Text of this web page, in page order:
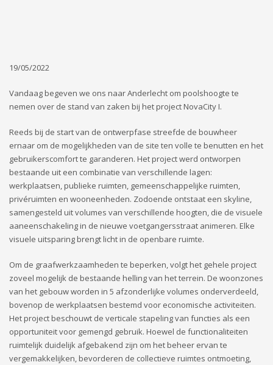
19/05/2022
Vandaag begeven we ons naar Anderlecht om poolshoogte te
nemen over de stand van zaken bij het project NovaCity I.
Reeds bij de start van de ontwerpfase streefde de bouwheer
ernaar om de mogelijkheden van de site ten volle te benutten en het
gebruikerscomfort te garanderen. Het project werd ontworpen
bestaande uit een combinatie van verschillende lagen:
werkplaatsen, publieke ruimten, gemeenschappelijke ruimten,
privéruimten en wooneenheden. Zodoende ontstaat een skyline,
samengesteld uit volumes van verschillende hoogten, die de visuele
aaneenschakeling in de nieuwe voetgangersstraat animeren. Elke
visuele uitsparing brengt licht in de openbare ruimte.
Om de graafwerkzaamheden te beperken, volgt het gehele project
zoveel mogelijk de bestaande helling van het terrein. De woonzones
van het gebouw worden in 5 afzonderlijke volumes onderverdeeld,
bovenop de werkplaatsen bestemd voor economische activiteiten.
Het project beschouwt de verticale stapeling van functies als een
opportuniteit voor gemengd gebruik. Hoewel de functionaliteiten
ruimtelijk duidelijk afgebakend zijn om het beheer ervan te
vergemakkelijken, bevorderen de collectieve ruimtes ontmoeting,